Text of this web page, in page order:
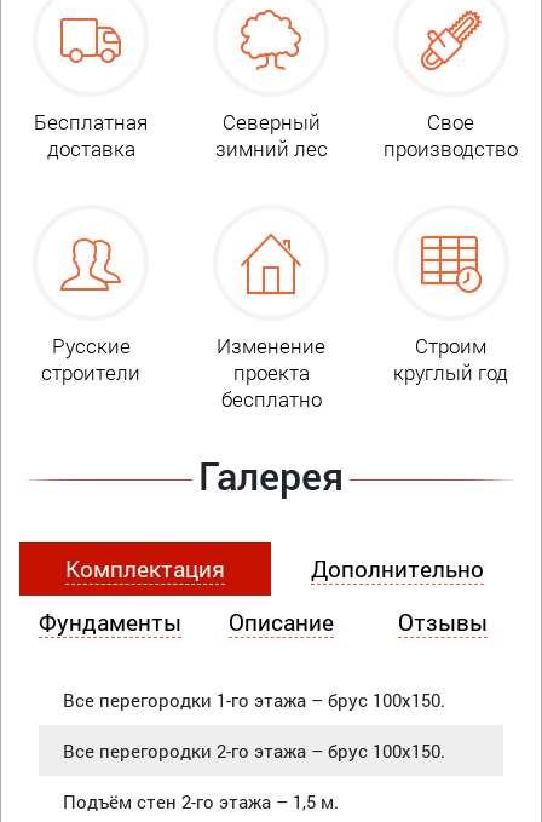
Бесплатная
доставка
Северный
зимний лес
Свое
производство
Русские
строители
Изменение
проекта
бесплатно
Строим
круглый год
Галерея
Комплектация
Дополнительно
Фундаменты
Описание Отзывы
Все перегородки 1-го этажа – брус 100х150.
Все перегородки 2-го этажа – брус 100х150.
Подъём стен 2-го этажа – 1,5 м.